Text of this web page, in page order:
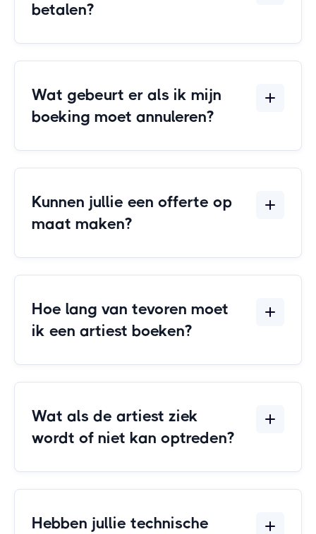
betalen?
Wat gebeurt er als ik mijn
boeking moet annuleren?
Kunnen jullie een offerte op
maat maken?
Hoe lang van tevoren moet
ik een artiest boeken?
Wat als de artiest ziek
wordt of niet kan optreden?
Hebben jullie technische